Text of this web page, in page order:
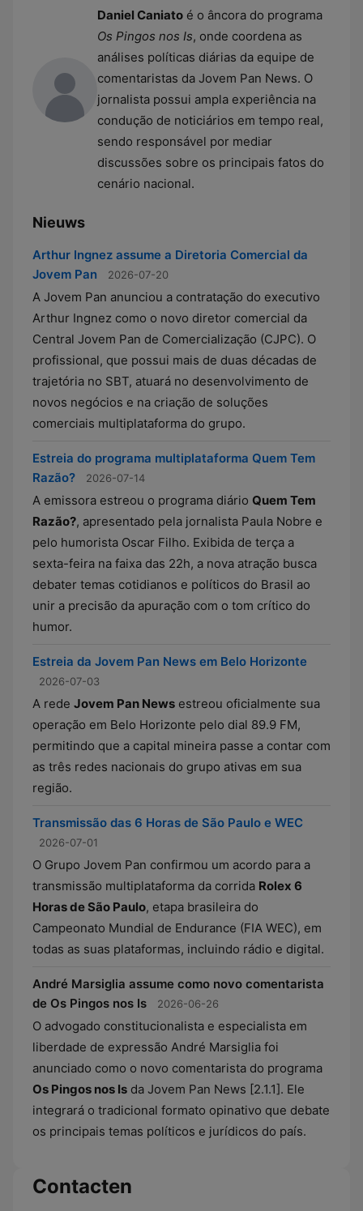
Daniel Caniato é o âncora do programa
Os Pingos nos Is, onde coordena as
análises políticas diárias da equipe de
comentaristas da Jovem Pan News. O
jornalista possui ampla experiência na
condução de noticiários em tempo real,
sendo responsável por mediar
discussões sobre os principais fatos do
cenário nacional.
Nieuws
Arthur Ingnez assume a Diretoria Comercial da
Jovem Pan
2026-07-20
A Jovem Pan anunciou a contratação do executivo
Arthur Ingnez como o novo diretor comercial da
Central Jovem Pan de Comercialização (CJPC). O
profissional, que possui mais de duas décadas de
trajetória no SBT, atuará no desenvolvimento de
novos negócios e na criação de soluções
comerciais multiplataforma do grupo.
Estreia do programa multiplataforma Quem Tem
Razão?
2026-07-14
A emissora estreou o programa diário Quem Tem
Razão?, apresentado pela jornalista Paula Nobre e
pelo humorista Oscar Filho. Exibida de terça a
sexta-feira na faixa das 22h, a nova atração busca
debater temas cotidianos e políticos do Brasil ao
unir a precisão da apuração com o tom crítico do
humor.
Estreia da Jovem Pan News em Belo Horizonte
2026-07-03
A rede Jovem Pan News estreou oficialmente sua
operação em Belo Horizonte pelo dial 89.9 FM,
permitindo que a capital mineira passe a contar com
as três redes nacionais do grupo ativas em sua
região.
Transmissão das 6 Horas de São Paulo e WEC
2026-07-01
O Grupo Jovem Pan confirmou um acordo para a
transmissão multiplataforma da corrida Rolex 6
Horas de São Paulo, etapa brasileira do
Campeonato Mundial de Endurance (FIA WEC), em
todas as suas plataformas, incluindo rádio e digital.
André Marsiglia assume como novo comentarista
de Os Pingos nos Is
2026-06-26
O advogado constitucionalista e especialista em
liberdade de expressão André Marsiglia foi
anunciado como o novo comentarista do programa
Os Pingos nos Is da Jovem Pan News [2.1.1]. Ele
integrará o tradicional formato opinativo que debate
os principais temas políticos e jurídicos do país.
Contacten